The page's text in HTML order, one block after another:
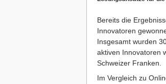
Bereits die
Innovatoren
Insgesamt wurden
aktiven Innovatoren
Schweizer Franken.
Im Vergleich zu